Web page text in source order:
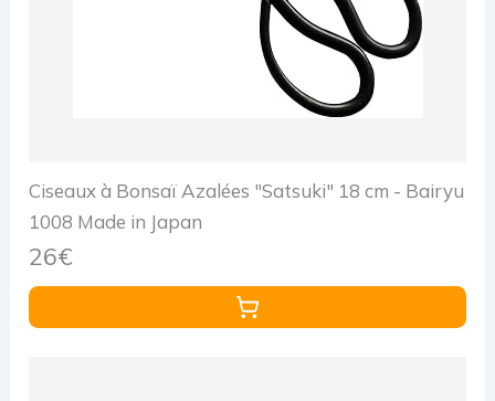
Ciseaux à Bonsaï Azalées "Satsuki" 18 cm - Bairyu
1008 Made in Japan
26€